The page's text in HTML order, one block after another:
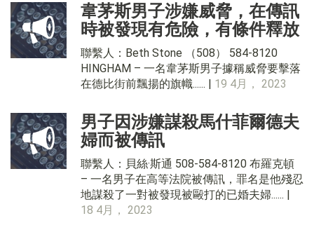
韋茅斯男子涉嫌威脅，在傳訊
時被發現有危險，有條件釋放
聯繫人：Beth Stone （508） 584-8120
HINGHAM – 一名韋茅斯男子據稱威脅要擊落
在德比街前飄揚的旗幟...... | 19 4月， 2023
男子因涉嫌謀殺馬什菲爾德夫
婦而被傳訊
聯繫人：貝絲·斯通 508-584-8120 布羅克頓
– 一名男子在高等法院被傳訊，罪名是他殘忍
地謀殺了一對被發現被毆打的已婚夫婦...... |
18 4月， 2023